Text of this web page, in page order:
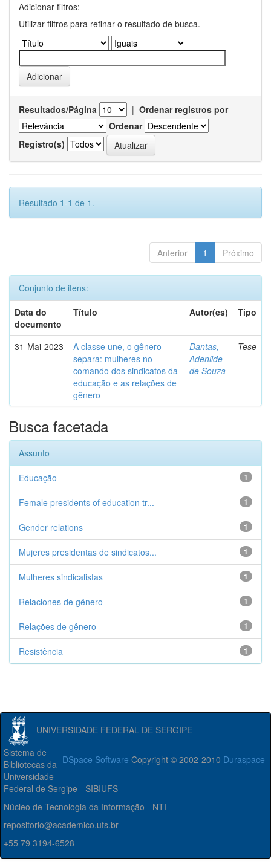
Adicionar filtros:
Utilizar filtros para refinar o resultado de busca.
Resultados/Página | Ordenar registros por
Ordenar
Registro(s)
Resultado 1-1 de 1.
Anterior 1 Próximo
Conjunto de itens:
Data do
documento
Título Autor(es) Tipo
31-Mai-2023
A classe une, o gênero
separa: mulheres no
comando dos sindicatos da
educação e as relações de
gênero
Dantas,
Adenilde
de Souza
Tese
Busca facetada
Assunto
1
Educação
1
Female presidents of education tr...
1
Gender relations
1
Mujeres presidentas de sindicatos...
1
Mulheres sindicalistas
1
Relaciones de gênero
1
Relações de gênero
1
Resistência
UNIVERSIDADE FEDERAL DE SERGIPE
DSpace Software Copyright © 2002-2010 Duraspace
Sistema de
Bibliotecas da
Universidade
Federal de Sergipe - SIBIUFS
Núcleo de Tecnologia da Informação - NTI
repositorio@academico.ufs.br
+55 79 3194-6528